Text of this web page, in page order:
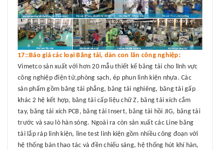
17::Báo giá các loại Băng tải, dàn con lăn công nghiệp:
Vimetco sản xuất với hơn 20 mẫu thiết kế băng tải cho lĩnh vực
công nghiệp điện tử,phòng sạch, ép phun linh kiện nhựa. Các
sản phẩm gồm băng tải phẳng, băng tải nghiêng, băng tải gấp
khác 2 hệ kết hợp, băng tải cấp liệu chữ Z, băng tải xích cắm
tay, băng tải xích PCB, băng tải Insert, băng tải hồi JIG, băng tải
trước và sau lò hàn sóng. Ngoài ra còn sản xuất các Line băng
tải lắp ráp linh kiện, line test linh kiện gồm nhiều công đoạn với
hệ thống bàn thao tác và đền chiếu sáng, hệ thống hút khí hàn,